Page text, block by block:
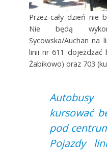
Przez cały dzień nie
Nie będą
Sycowska/Auchan na
linii nr 611
Żabikowo) oraz 703
kursować
pod
Pojazdy